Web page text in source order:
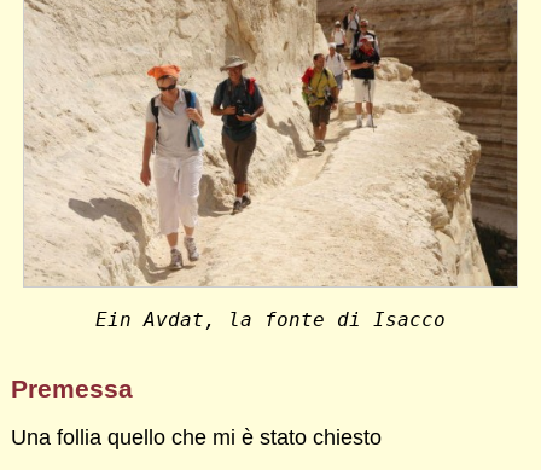
Ein Avdat, la fonte di Isacco
Premessa
Una follia quello che mi è stato chiesto